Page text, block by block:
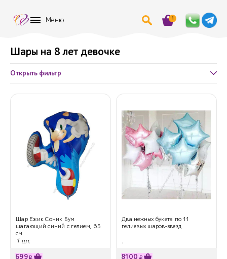
Меню 1
Шары на 8 лет девочке
Открыть фильтр
Шар Ежик Соник Бум
шагающий синий с гелием, 65
см
1 шт.
699₽
Два нежных букета по 11
гелиевых шаров-звезд
.
8100 ₽